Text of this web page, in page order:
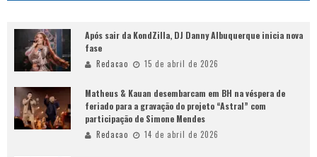
Após sair da KondZilla, DJ Danny Albuquerque inicia nova
fase
Redacao 15 de abril de 2026
Matheus & Kauan desembarcam em BH na véspera de
feriado para a gravação do projeto “Astral” com
participação de Simone Mendes
Redacao 14 de abril de 2026